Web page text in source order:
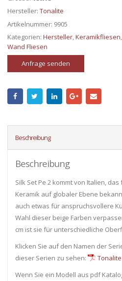
Hersteller: Tonalite
Artikelnummer: 9905
Kategorien: Hersteller,Keramikfliesen,
Wand Fliesen
Anfrage senden
Beschreibung
Beschreibung
Silk Set Pe 2 kommt von Italien,
Keramik auf globaler Ebene
auch etwas für anspruchsvollere
Wahl dieser beige Farben
cm ist sie für unterschiedliche
Klicken Sie auf den Namen der
dieser Serien zu sehen:
Wenn Sie ein Modell aus pdf